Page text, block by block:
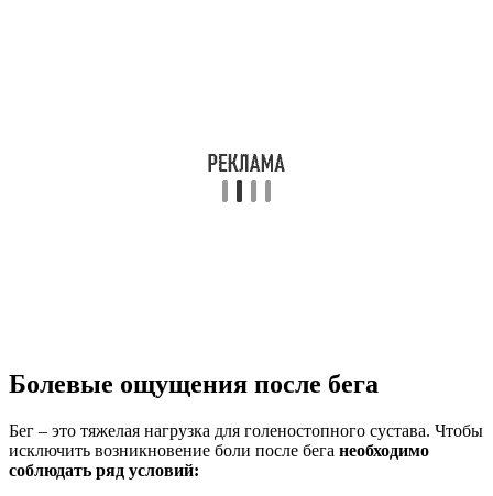
Болевые ощущения после бега
Бег – это тяжелая нагрузка для голеностопного сустава. Чтобы
исключить возникновение боли после бега необходимо
соблюдать ряд условий: